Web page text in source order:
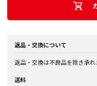
返品・交換について
返品・交換は不良品を除き承れ
送料